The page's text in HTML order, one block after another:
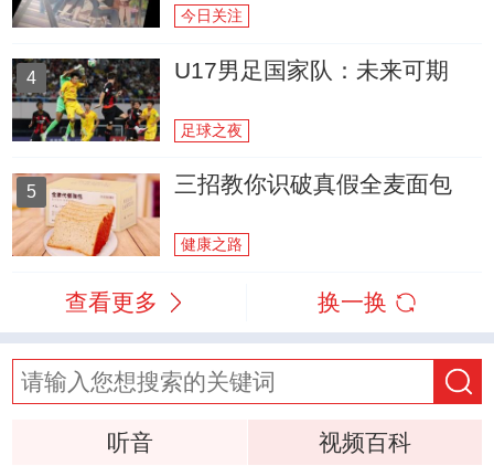
今日关注
4 U17男足国家队：未来可期
足球之夜
5 三招教你识破真假全麦面包
健康之路
查看更多 换一换
听音
视频百科